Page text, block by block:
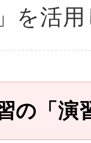
を活
の「演